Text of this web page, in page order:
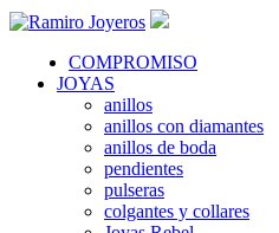
COMPROMISO
JOYAS
anillos
anillos con diamantes
anillos de boda
pendientes
pulseras
colgantes y collares